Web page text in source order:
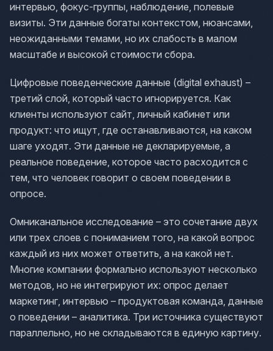
интервью, фокус-группы, наблюдение, полевые
визиты. Эти данные богаты контекстом, нюансами,
неожиданными темами, но их слабость в малом
масштабе и высокой стоимости сбора.
Цифровые поведенческие данные (digital exhaust) –
третий слой, который часто игнорируется. Как
клиенты используют сайт, личный кабинет или
продукт: что ищут, где останавливаются, на каком
шаге уходят. Эти данные не декларируемые, а
реальное поведение, которое часто расходится с
тем, что человек говорит о своем поведении в
опросе.
Омниканальное исследование – это сочетание двух
или трех слоев с пониманием того, на какой вопрос
каждый из них может ответить, а на какой нет.
Многие компании формально используют несколько
методов, но не интегрируют их: опрос делает
маркетинг, интервью – продуктовая команда, данные
о поведении – аналитика. Три источника существуют
параллельно, но не складываются в единую картину.